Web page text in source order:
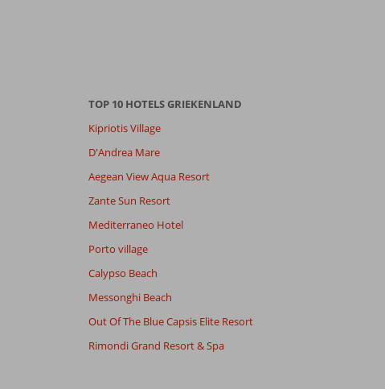
TOP 10 HOTELS GRIEKENLAND
Kipriotis Village
D'Andrea Mare
Aegean View Aqua Resort
Zante Sun Resort
Mediterraneo Hotel
Porto village
Calypso Beach
Messonghi Beach
Out Of The Blue Capsis Elite Resort
Rimondi Grand Resort & Spa